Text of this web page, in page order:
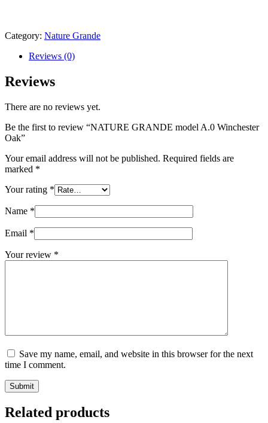
Category: Nature Grande
Reviews (0)
Reviews
There are no reviews yet.
Be the first to review “NATURE GRANDE model A.0 Winchester
Oak”
Your email address will not be published. Required fields are
marked *
Your rating *
Name *
Email *
Your review *
Save my name, email, and website in this browser for the next
time I comment.
Submit
Related products